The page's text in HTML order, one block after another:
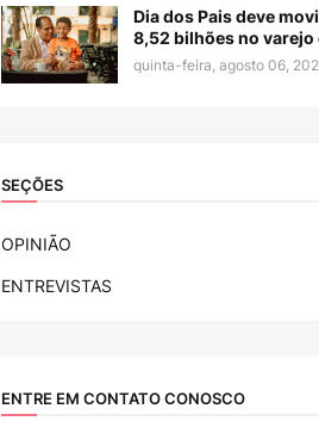
Dia dos Pais deve
8,52 bilhões no varejo
quinta-feira, agosto 06,
SEÇÕES
OPINIÃO
ENTREVISTAS
ENTRE EM CONTATO CONOSCO